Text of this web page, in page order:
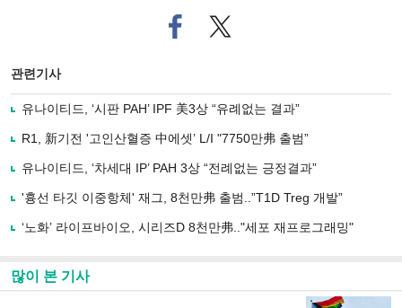
페
이
로
기
사
유
기
트위
터로
관련기사
유나이티드, ‘시판 PAH’ IPF 美3상 “유례없는 결과”
R1, 新기전 '고인산혈증 中에셋’ L/I "7750만弗 출범”
유나이티드, ‘차세대 IP’ PAH 3상 “전례없는 긍정결과”
'흉선 타깃 이중항체' 재그, 8천만弗 출범..”T1D Treg 개발”
‘노화’ 라이프바이오, 시리즈D 8천만弗.."세포 재프로그래밍"
많이 본 기사